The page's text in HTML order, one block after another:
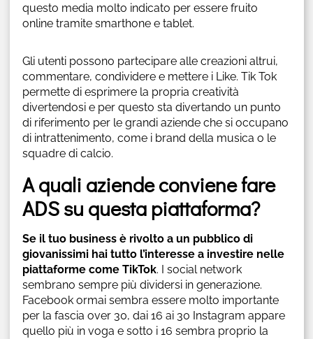
questo media molto indicato per essere fruito
online tramite smarthone e tablet.
Gli utenti possono partecipare alle creazioni altrui,
commentare, condividere e mettere i Like. Tik Tok
permette di esprimere la propria creatività
divertendosi e per questo sta divertando un punto
di riferimento per le grandi aziende che si occupano
di intrattenimento, come i brand della musica o le
squadre di calcio.
A quali aziende conviene fare
ADS su questa piattaforma?
Se il tuo business è rivolto a un pubblico di
giovanissimi hai tutto l’interesse a investire nelle
piattaforme come TikTok. I social network
sembrano sempre più dividersi in generazione.
Facebook ormai sembra essere molto importante
per la fascia over 30, dai 16 ai 30 Instagram appare
quello più in voga e sotto i 16 sembra proprio la